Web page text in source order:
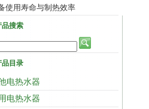
使用寿命与制热效率
品搜索
品目录
电热水器
电热水器